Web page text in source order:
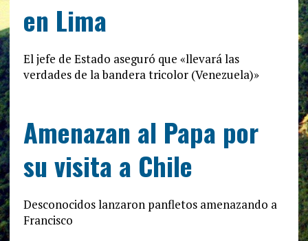
en Lima
El jefe de Estado aseguró que «llevará las
verdades de la bandera tricolor (Venezuela)»
Amenazan al Papa por
su visita a Chile
Desconocidos lanzaron panfletos amenazando a
Francisco